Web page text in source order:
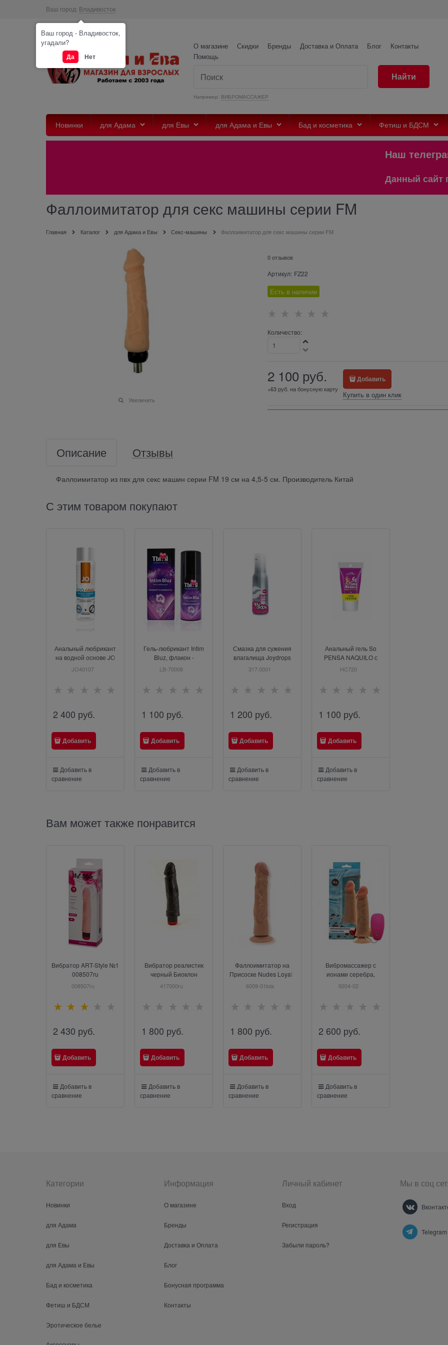
Ваш город: Владивосток
О магазине Скидки Бренды Доставка и Оплата Блог
Контакты
Помощь
Например: ВИБРОМАССАЖЕР
Найти
Новинки для Адама для Евы для Адама и Евы Бад и косметика Фетиш и БДСМ
Наш
Данный сайт
Фаллоимитатор для секс машины серии FM
Главная Каталог для Адама и Евы Секс-машины Фаллоимитатор для секс машины серии FM
Увеличить
0 отзывов
Артикул: FZ22
Есть в наличии
Количество:
2 100 руб.
+63 руб. на бонусную карту
Добавить
Купить в один клик
Описание Отзывы
Фаллоимитатор из пвх для секс машин серии FM 19 см на 4,5-5 см. Производитель Китай
С этим товаром покупают
Анальный любрикант
на водной основе JO
Anal H2O, 4 oz (120мл.)
JO40107
2 400 руб.
Добавить
Добавить в
сравнение
Гель-любрикант Intim
Bluz, флакон -
диспенсер 50г арт. LB-
LB-70008
1 100 руб.
Добавить
Добавить в
сравнение
Смазка для сужения
влагалища Joydrops
Vagina, 100 мл
317.0001
1 200 руб.
Добавить
Добавить в
сравнение
Анальный гель So
PENSA NAQUILO с
десенсибилизирующим
HC720
1 100 руб.
Добавить
Добавить в
сравнение
Вам может также понравится
Вибратор ART-Style №1
008507ru
008507ru
2 430 руб.
Добавить
Добавить в
сравнение
Вибратор реалистик
черный Биоклон
417000ru
417000ru
1 800 руб.
Добавить
Добавить в
сравнение
Фаллоимитатор на
Присоске Nudes Loyal ,
6009-01lola
6009-01lola
1 800 руб.
Добавить
Добавить в
сравнение
Вибромассажер с
ионами серебра,
выносной пульт, 9204-
9204-02
2 600 руб.
Добавить
Добавить в
сравнение
Категории
Новинки
для Адама
для Евы
для Адама и Евы
Бад и косметика
Фетиш и БДСМ
Эротическое белье
Информация
О магазине
Бренды
Доставка и Оплата
Блог
Бонусная программа
Контакты
Личный кабинет
Вход
Регистрация
Забыли пароль?
Мы в соц
Telegram
Ваш город - Владивосток,
угадали?
Да Нет